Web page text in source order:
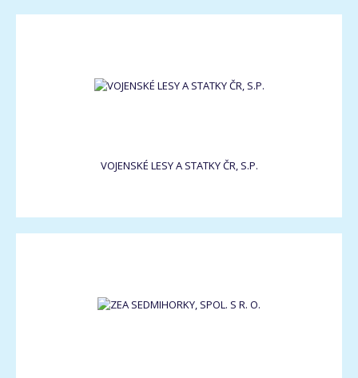
VOJENSKÉ LESY A STATKY ČR, S.P.